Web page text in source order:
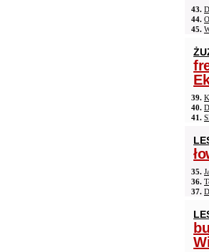
43.
44.
45.
39.
40.
41.
35.
36.
37.